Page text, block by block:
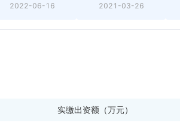
2022-06-16 2021-03-26
实缴出资额（万元）